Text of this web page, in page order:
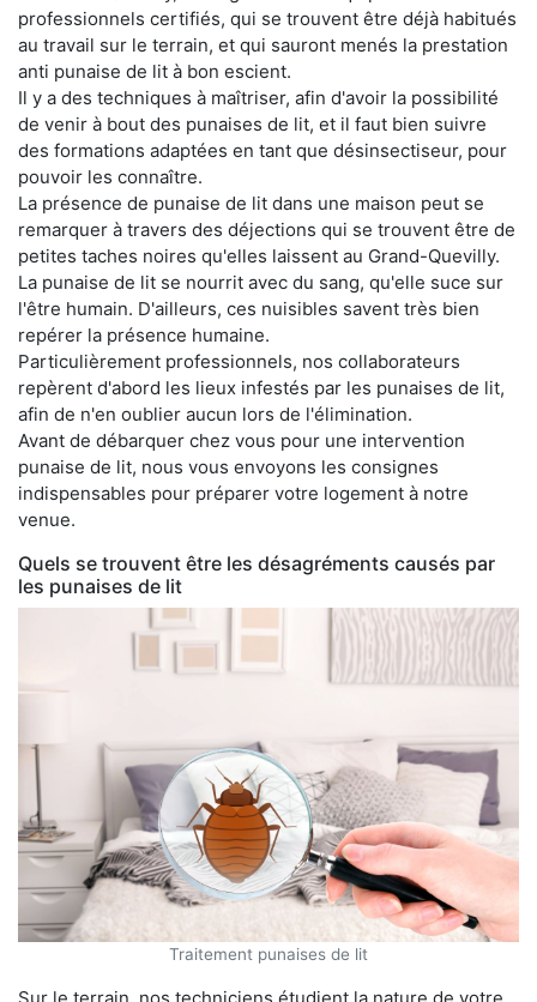
professionnels certifiés, qui se trouvent être déjà habitués
au travail sur le terrain, et qui sauront menés la prestation
anti punaise de lit à bon escient.
Il y a des techniques à maîtriser, afin d'avoir la possibilité
de venir à bout des punaises de lit, et il faut bien suivre
des formations adaptées en tant que désinsectiseur, pour
pouvoir les connaître.
La présence de punaise de lit dans une maison peut se
remarquer à travers des déjections qui se trouvent être de
petites taches noires qu'elles laissent au Grand-Quevilly.
La punaise de lit se nourrit avec du sang, qu'elle suce sur
l'être humain. D'ailleurs, ces nuisibles savent très bien
repérer la présence humaine.
Particulièrement professionnels, nos collaborateurs
repèrent d'abord les lieux infestés par les punaises de lit,
afin de n'en oublier aucun lors de l'élimination.
Avant de débarquer chez vous pour une intervention
punaise de lit, nous vous envoyons les consignes
indispensables pour préparer votre logement à notre
venue.
Quels se trouvent être les désagréments causés par
les punaises de lit
Traitement punaises de lit
Sur le terrain, nos techniciens étudient la nature de votre